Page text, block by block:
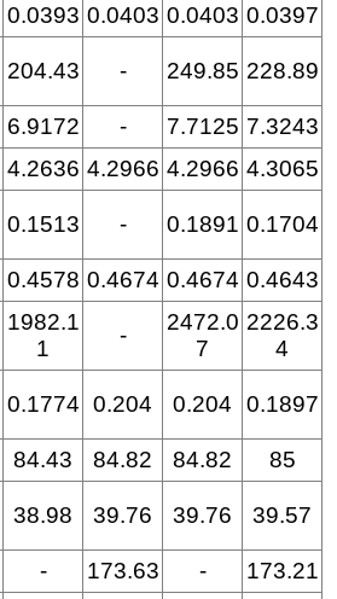
0.0393 0.0403 0.0403 0.0397
204.43 - 249.85 228.89
6.9172 - 7.7125 7.3243
4.2636 4.2966 4.2966 4.3065
0.1513 - 0.1891 0.1704
0.4578 0.4674 0.4674 0.4643
1982.1
1
-
2472.0
7
2226.3
4
0.1774 0.204 0.204 0.1897
84.43 84.82 84.82
85
38.98 39.76 39.76 39.57
- 173.63 -
173.21